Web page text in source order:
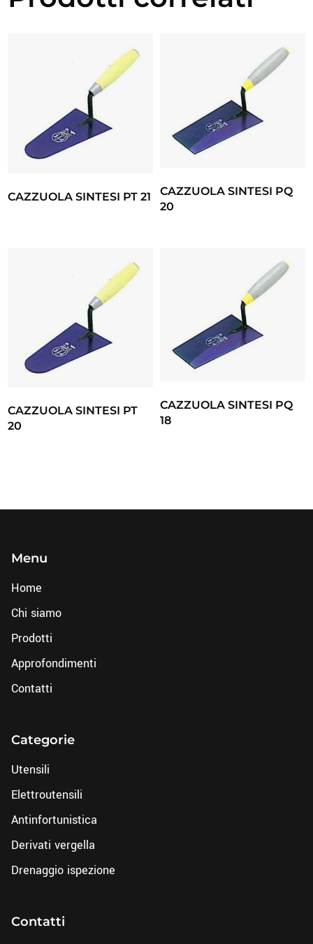
CAZZUOLA SINTESI PT 21
CAZZUOLA SINTESI PQ
20
CAZZUOLA SINTESI PT
20
CAZZUOLA SINTESI PQ
18
Menu
Home
Chi siamo
Prodotti
Approfondimenti
Contatti
Categorie
Utensili
Elettroutensili
Antinfortunistica
Derivati vergella
Drenaggio ispezione
Contatti